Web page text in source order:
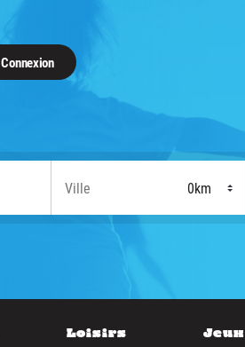
Connexion
Loisirs Jeux